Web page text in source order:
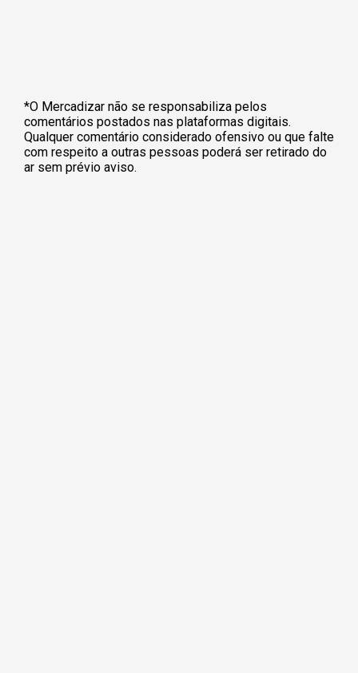
*O Mercadizar não se responsabiliza pelos
comentários postados nas plataformas digitais.
Qualquer comentário considerado ofensivo ou que falte
com respeito a outras pessoas poderá ser retirado do
ar sem prévio aviso.